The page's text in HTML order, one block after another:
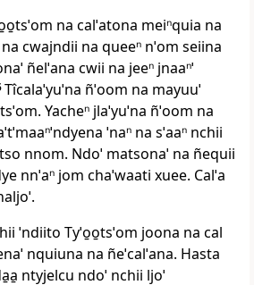
na calˈatona meiⁿquia na
na cwajndii na queeⁿ nˈom seiina
ñelˈana cwii na jeeⁿ jnaaⁿˈ
Tîcalaˈyuˈna ñˈoom na mayuuˈ
Yacheⁿ jlaˈyuˈna ñˈoom na
ˈnaⁿ na sˈaaⁿ nchii
nnom. Ndoˈ matsonaˈ na ñequii
nnˈaⁿ jom chaˈwaati xuee. Calˈa
ˈndiito Tyˈo̱o̱tsˈom joona na cal
nquiuna na ñeˈcalˈana. Hasta
ntyjelcu ndoˈ nchii ljoˈ